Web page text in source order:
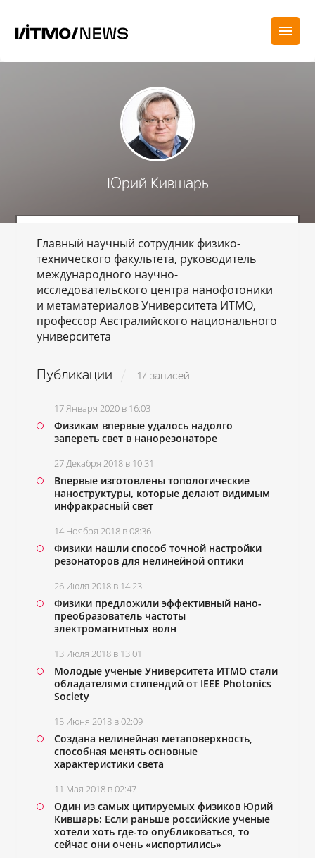
Юрий Кившарь
Главный научный сотрудник физико-
технического факультета, руководитель
международного научно-
исследовательского центра нанофотоники
и метаматериалов Университета ИТМО,
профессор Австралийского национального
университета
Публикации 17 записей
17 Января 2020 в 16:03
Физикам впервые удалось надолго
запереть свет в нанорезонаторе
27 Декабря 2018 в 10:31
Впервые изготовлены топологические
наноструктуры, которые делают видимым
инфракрасный свет
14 Ноября 2018 в 08:36
Физики нашли способ точной настройки
резонаторов для нелинейной оптики
26 Июля 2018 в 14:23
Физики предложили эффективный нано-
преобразователь частоты
электромагнитных волн
13 Июля 2018 в 13:01
Молодые ученые Университета ИТМО стали
обладателями стипендий от IEEE Photonics
Society
15 Июня 2018 в 02:09
Создана нелинейная метаповерхность,
способная менять основные
характеристики света
11 Мая 2018 в 02:47
Один из самых цитируемых физиков Юрий
Кившарь: Если раньше российские ученые
хотели хоть где-то опубликоваться, то
сейчас они очень «испортились»